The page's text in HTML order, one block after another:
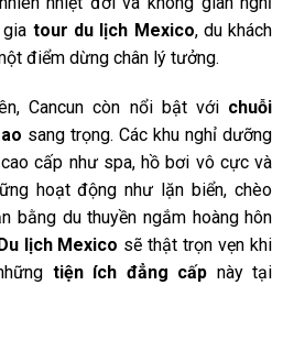
tour du lịch Mexico, du khách
điểm dừng chân lý tưởng.
Cancun còn nổi bật với chuỗi
sang trọng. Các khu nghỉ dưỡng
cấp như spa, hồ bơi vô cực và
hoạt động như lặn biển, chèo
bằng du thuyền ngắm hoàng hôn
Du lịch Mexico sẽ thật trọn vẹn khi
tiện ích đẳng cấp này tại